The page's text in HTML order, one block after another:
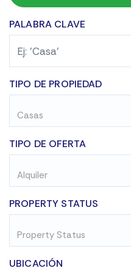
PALABRA CLAVE
TIPO DE PROPIEDAD
Casas
TIPO DE OFERTA
Alquiler
PROPERTY STATUS
Property Status
UBICACIÓN